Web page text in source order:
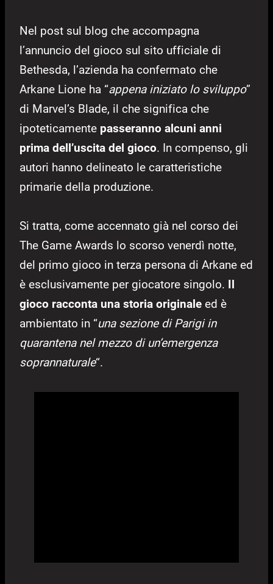
Nel post sul blog che accompagna
l’annuncio del gioco sul sito ufficiale di
Bethesda, l’azienda ha confermato che
Arkane Lione ha “appena iniziato lo sviluppo”
di Marvel’s Blade, il che significa che
ipoteticamente passeranno alcuni anni
prima dell’uscita del gioco. In compenso, gli
autori hanno delineato le caratteristiche
primarie della produzione.
Si tratta, come accennato già nel corso dei
The Game Awards lo scorso venerdì notte,
del primo gioco in terza persona di Arkane ed
è esclusivamente per giocatore singolo. Il
gioco racconta una storia originale ed è
ambientato in “una sezione di Parigi in
quarantena nel mezzo di un’emergenza
soprannaturale“.